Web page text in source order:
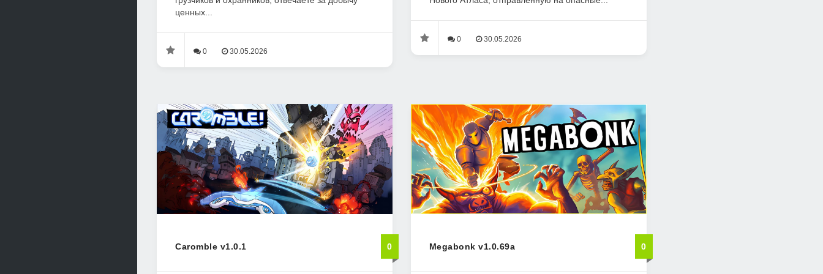
ценных...
0 30.05.2026
0 30.05.2026
Caromble v1.0.1 0 Megabonk v1.0.69a 0